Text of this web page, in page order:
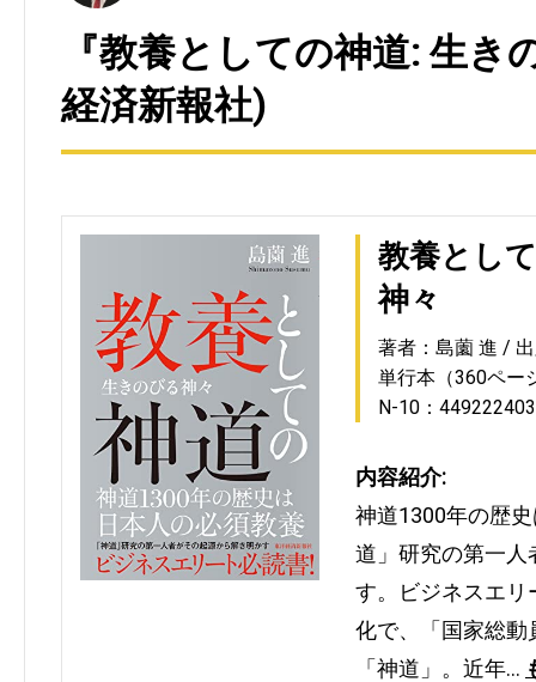
『教養としての神道: 生き
経済新報社)
教養とし
神々
著者：島薗 進
単行本（360ペー
N-10：
内容紹介:
神道1300年の歴
道」研究の第一人
す。ビジネスエリ
化で、「国家総動
「神道」。近年…